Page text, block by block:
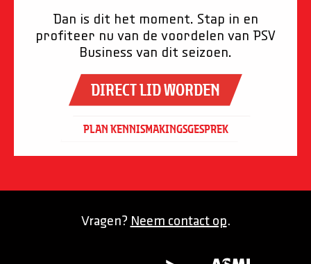
Dan is dit het moment. Stap in en
profiteer nu van de voordelen van PSV
Business van dit seizoen.
direct lid WORDEN
plan kennismakingsgesprek
Vragen? Neem contact op.